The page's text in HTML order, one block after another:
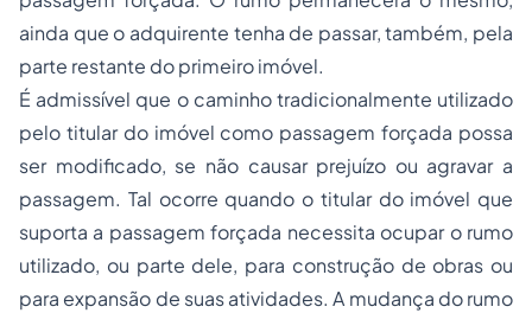
ainda que o adquirente tenha de passar, também, pela
parte restante do primeiro imóvel.
É admissível que o caminho tradicionalmente utilizado
pelo titular do imóvel como passagem forçada possa
ser modificado, se não causar prejuízo ou agravar a
passagem. Tal ocorre quando o titular do imóvel que
suporta a passagem forçada necessita ocupar o rumo
utilizado, ou parte dele, para construção de obras ou
para expansão de suas atividades. A mudança do rumo